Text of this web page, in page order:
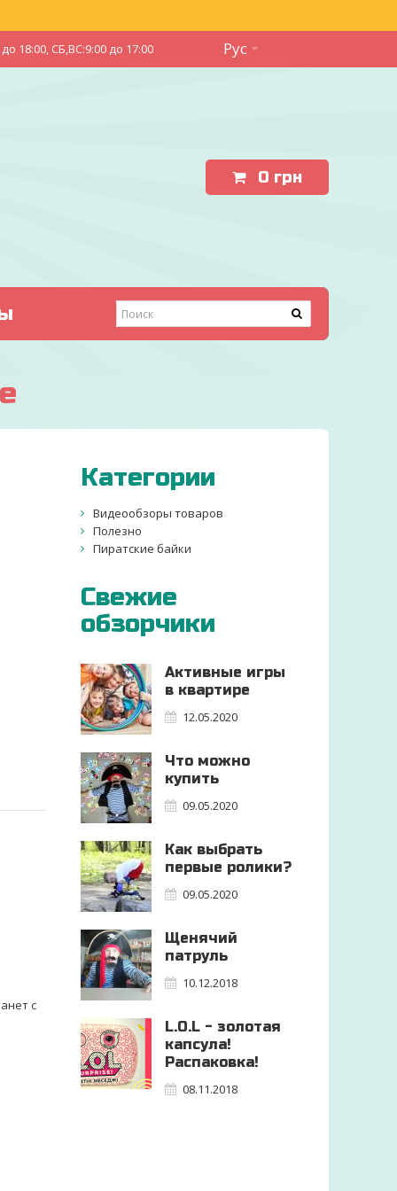
18:00, СБ,ВС:9:00 до 17:00 Рус
0 грн
с
Категории
Видеообзоры товаров
Полезно
Пиратские байки
Свежие
обзорчики
Активные игры
в квартире
12.05.2020
Что можно
купить
09.05.2020
Как выбрать
первые ролики?
09.05.2020
Щенячий
патруль
10.12.2018
L.O.L - золотая
капсула!
Распаковка!
08.11.2018